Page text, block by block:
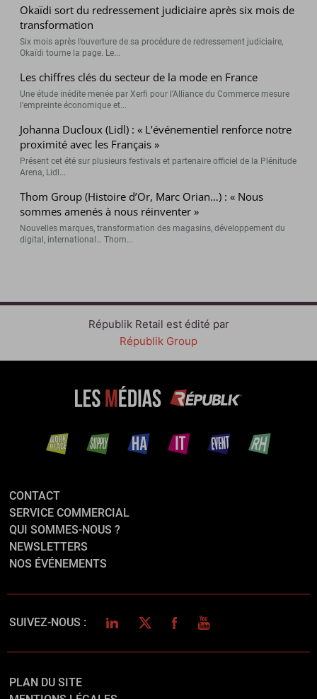
Okaïdi sort du redressement judiciaire après six mois de
transformation
Six mois après l’ouverture de sa procédure de redressement judiciaire,
Okaïdi tourne la page. Le...
Les chiffres clés du secteur de la mode en France
Une étude inédite menée par Xerfi pour l’Alliance du Commerce mesure
l’empreinte économique et...
Johanna Ducloux (Lidl) : « L’événementiel renforce notre
proximité avec les Français »
Présent cet été sur plusieurs festivals et partenaire officiel de la Plénitude
Arena, Lidl...
Thom Group (Histoire d’Or, Marc Orian…) : « Nous
sommes amenés à nous réinventer »
Nouvelles marques, transformation des magasins, développement du
digital, international… Thom...
Républik Retail est édité par
Républik Group
CONTACT
SERVICE COMMERCIAL
QUI SOMMES-NOUS ?
NEWSLETTERS
NOS ÉVÉNEMENTS
SUIVEZ-NOUS : LINKEDINTWITTERFACEBOOK
YOUTUBE
PLAN DU SITE